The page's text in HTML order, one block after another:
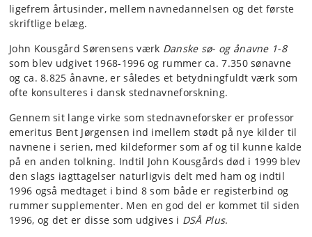
ligefrem årtusinder, mellem navnedannelsen og det første
skriftlige belæg.
John Kousgård Sørensens værk Danske sø- og ånavne 1-8
som blev udgivet 1968-1996 og rummerca. 7.350 sønavne
og ca. 8.825 ånavne,er således et betydningfuldt værk som
ofte konsulteres i dansk stednavneforskning.
Gennem sit lange virke som stednavneforsker er professor
emeritus Bent Jørgensen ind imellem stødt på nye kilder til
navnene i serien, med kildeformer som af og til kunne kalde
på en anden tolkning. Indtil John Kousgårds død i 1999 blev
den slags iagttagelser naturligvis delt med ham og indtil
1996 også medtaget i bind 8 som både er registerbind og
rummer supplementer. Men en god del er kommet til siden
1996, og det er disse som udgives i DSÅ Plus.